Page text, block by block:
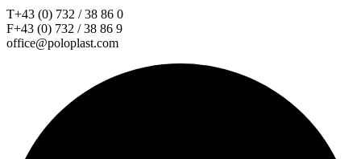
T+43 (0) 732 / 38 86 0
F+43 (0) 732 / 38 86 9
office@poloplast.com